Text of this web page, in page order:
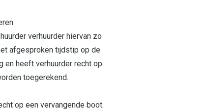
verhuurder hiervan zo
afgesproken tijdstip op de
en heeft verhuurder recht op
toegerekend.
op een vervangende boot.